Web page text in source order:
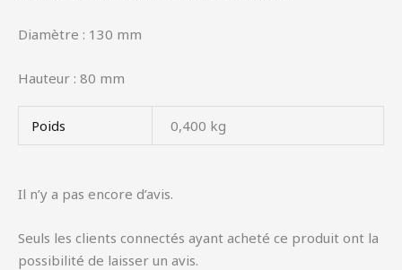
Diamètre : 130 mm
Hauteur : 80 mm
Poids 0,400 kg
Il n’y a pas encore d’avis.
Seuls les clients connectés ayant acheté ce produit ont la
possibilité de laisser un avis.